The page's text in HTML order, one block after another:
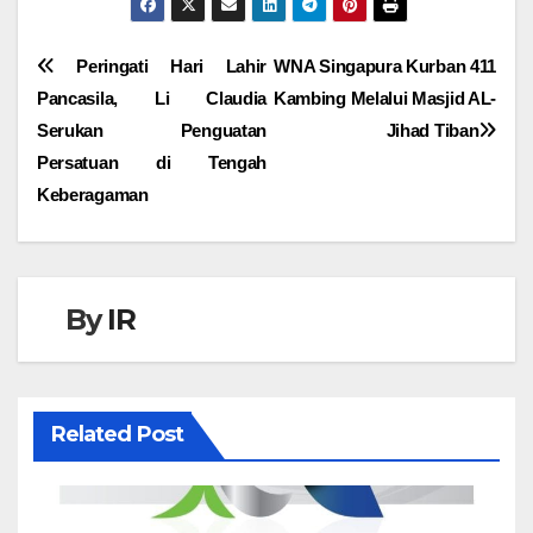
Navigasi
pos
WNA Singapura Kurban 411
Kambing Melalui Masjid AL-
Jihad Tiban
Peringati Hari Lahir
Pancasila, Li Claudia
Serukan Penguatan
Persatuan di Tengah
Keberagaman
ByIR
Related Post